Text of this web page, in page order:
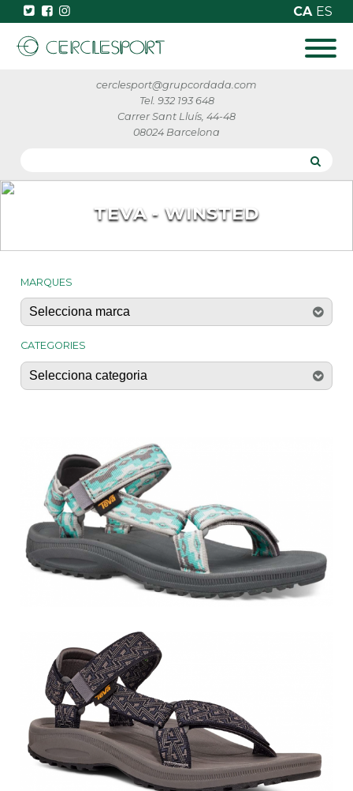
CA ES
cerclesport@grupcordada.com
Tel. 932 193 648
Carrer Sant Lluís, 44-48
08024 Barcelona
TEVA - WINSTED
MARQUES
CATEGORIES